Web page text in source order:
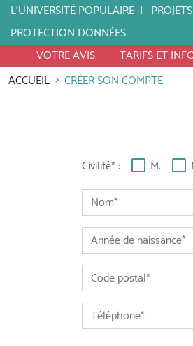
L'UNIVERSITÉ POPULAIRE
PROTECTION DONNÉES
VOTRE AVIS TARIFS ET
ACCUEIL
CRÉER SON COMPTE
Civilité* : M.